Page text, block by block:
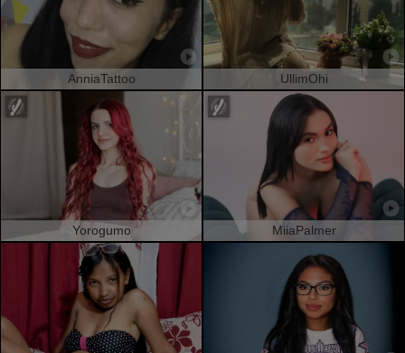
AnniaTattoo UllimOhi
Yorogumo MiiaPalmer